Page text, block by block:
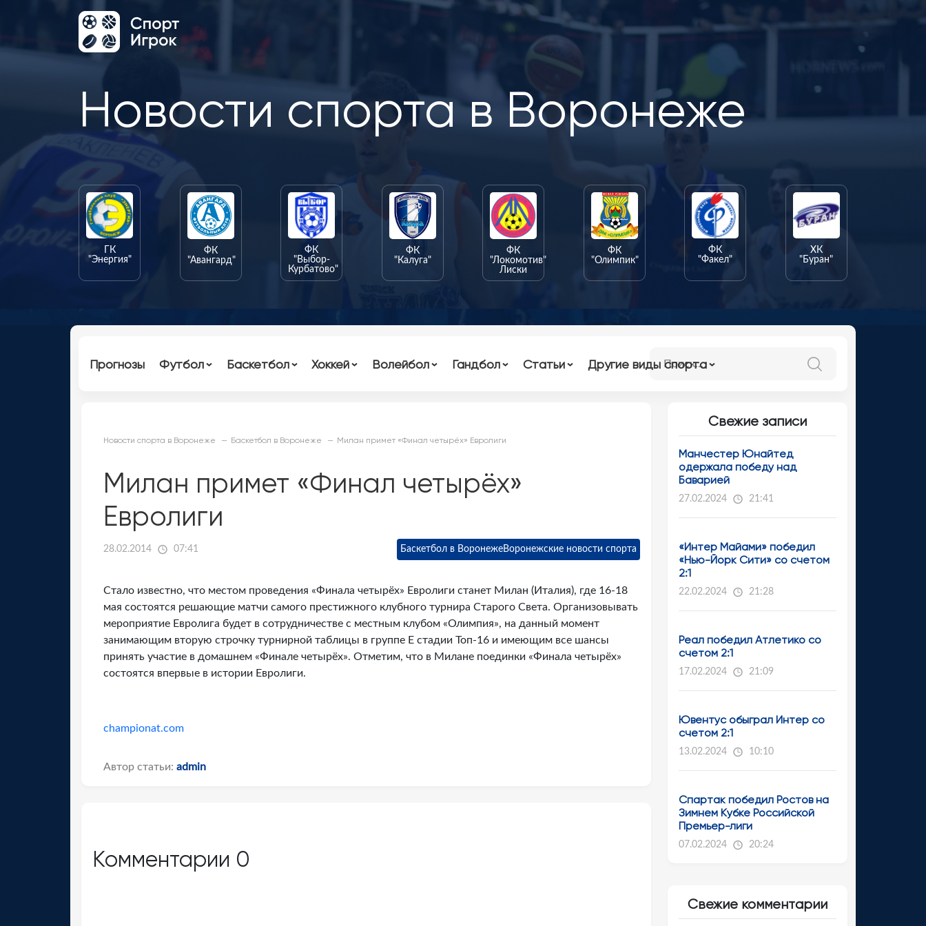
Новости спорта в Воронеже
ГК
"Энергия"
ФК
"Авангард"
ФК
"Выбор-
Курбатово"
ФК
"Калуга"
ФК
"Локомотив"
Лиски
ФК
"Олимпик"
ФК
"Факел"
ХК
"Буран"
Прогнозы Футбол Баскетбол Хоккей Волейбол Гандбол Статьи Другие виды спорта
Новости спорта в Воронеже Баскетбол в Воронеже Милан примет «Финал четырёх» Евролиги
Милан примет «Финал четырёх»
Евролиги
28.02.2014 07:41 Баскетбол в ВоронежеВоронежские новости спорта
Стало известно, что местом проведения «Финала четырёх» Евролиги станет Милан (Италия), где 16-18
мая состоятся решающие матчи самого престижного клубного турнира Старого Света. Организовывать
мероприятие Евролига будет в сотрудничестве с местным клубом «Олимпия», на данный момент
занимающим вторую строчку турнирной таблицы в группе Е стадии Топ-16 и имеющим все шансы
принять участие в домашнем «Финале четырёх». Отметим, что в Милане поединки «Финала четырёх»
состоятся впервые в истории Евролиги.
championat.com
Автор статьи: admin
Комментарии 0
Свежие записи
Манчестер Юнайтед
одержала победу над
Баварией
27.02.2024 21:41
«Интер Майами» победил
«Нью-Йорк Сити» со счетом
2:1
22.02.2024 21:28
Реал победил Атлетико со
счетом 2:1
17.02.2024 21:09
Ювентус обыграл Интер со
счетом 2:1
13.02.2024 10:10
Спартак победил Ростов на
Зимнем Кубке Российской
Премьер-лиги
07.02.2024 20:24
Свежие комментарии